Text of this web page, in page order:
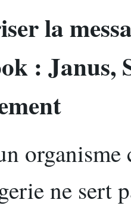
la
: Janus,
ne sert